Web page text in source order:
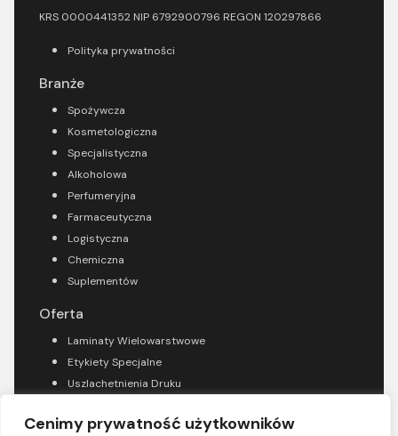
Cenimy prywatność użytkowników
KRS 0000441352 NIP 6792900796 REGON 120297866
Polityka prywatności
Branże
Spożywcza
Kosmetologiczna
Specjalistyczna
Alkoholowa
Perfumeryjna
Farmaceutyczna
Logistyczna
Chemiczna
Suplementów
Oferta
Laminaty Wielowarstwowe
Etykiety Specjalne
Uszlachetnienia Druku
Etykiety Samoprzylepne